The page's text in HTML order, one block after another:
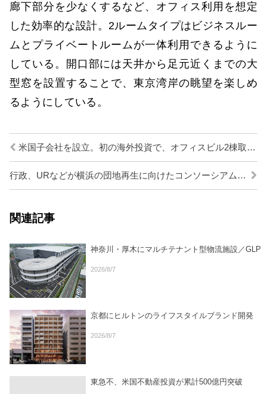
廊下部分を少なくするなど、オフィス利用を想定
した効率的な設計。2ルームタイプはビジネスルー
ムとプライベートルームが一体利用できるように
している。開口部には天井から足元近くまでの大
型窓を設置することで、東京湾岸の眺望を楽しめ
るようにしている。
米国子会社を設立。初の海外投資で、オフィスビル2棟取得／森トラスト
行政、URなどが横浜の団地再生に向けたコンソーシアム設立
関連記事
神奈川・厚木にマルチテナント型物流施設／GLP
2026/8/7
京都にヒルトンのライフスタイルブランド開発
2026/8/7
東急不、米国不動産投資が累計500億円突破